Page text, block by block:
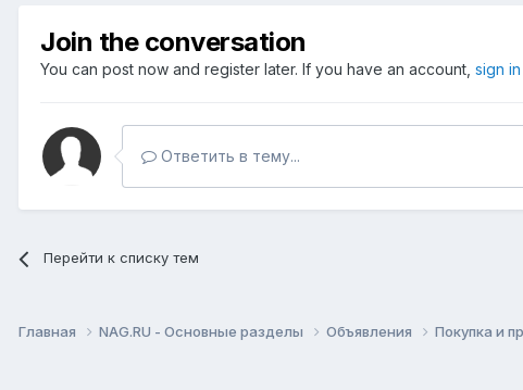
Join the conversation
You can post now and register later. If you have an account, sign
Ответить в тему...
Перейти к списку тем
Главная NAG.RU - Основные разделы Объявления Покупка и